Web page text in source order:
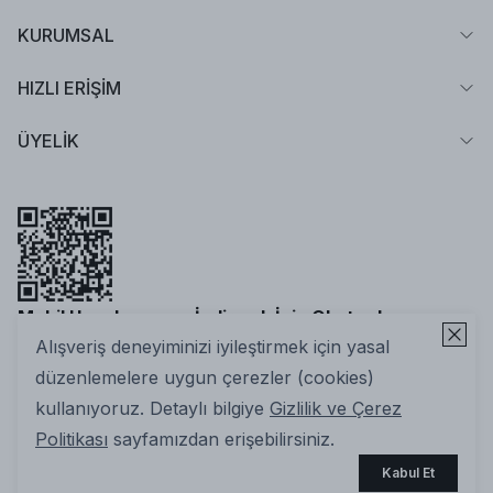
Alışveriş deneyiminizi iyileştirmek için yasal
düzenlemelere uygun çerezler (cookies)
kullanıyoruz. Detaylı bilgiye Gizlilik ve Çerez
Politikası sayfamızdan erişebilirsiniz.
Kabul Et
KURUMSAL
HIZLI ERİŞİM
ÜYELİK
Mobil Uygulamamızı İndirmek İçin Okutun!
2025 Nuuwears. Tüm Hakları Saklıdır | ikas E-ticaret